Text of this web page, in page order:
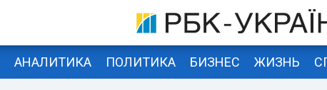
АНАЛИТИКА ПОЛИТИКА БИЗНЕС ЖИЗНЬ